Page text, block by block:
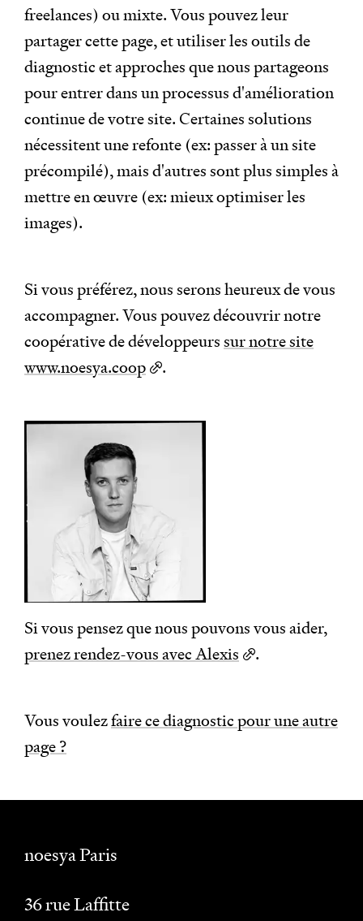
freelances) ou mixte. Vous pouvez leur
partager cette page, et utiliser les outils de
diagnostic et approches que nous partageons
pour entrer dans un processus d'amélioration
continue de votre site. Certaines solutions
nécessitent une refonte (ex: passer à un site
précompilé), mais d'autres sont plus simples à
mettre en œuvre (ex: mieux optimiser les
images).
Si vous préférez, nous serons heureux de vous
accompagner. Vous pouvez découvrir notre
coopérative de développeurssur notre site
www.noesya.coop
.
Si vous pensez que nous pouvons vous aider,
prenez rendez-vous avec Alexis
.
Vous voulezfaire ce diagnostic pour une autre
page ?
noesya Paris
36 rue Laffitte